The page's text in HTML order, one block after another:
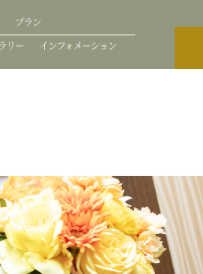
プラン
リー インフォメーション